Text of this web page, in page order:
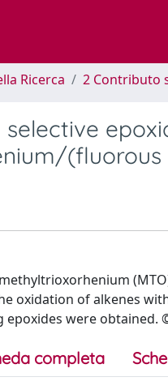
Ricerca 2 Contributo
(fluorous
oxidation of alkenes
were obtained.
completa